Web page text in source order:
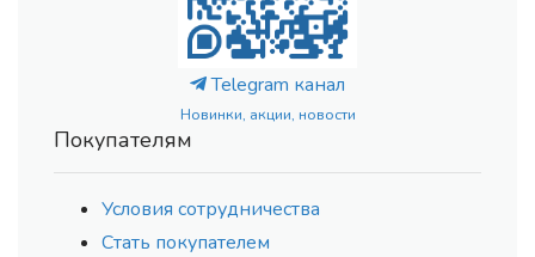
Telegram канал
Новинки, акции, новости
Покупателям
Условия сотрудничества
Стать покупателем